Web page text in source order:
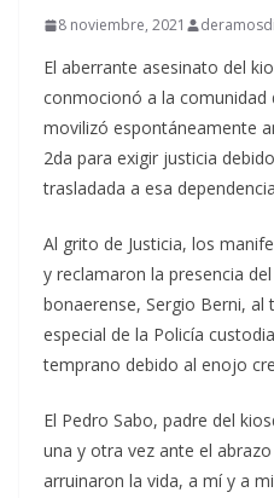
8 noviembre, 2021
El aberrante asesinato del
conmocionó a la comunidad
movilizó espontáneamente
2da para exigir justicia
trasladada a esa
Al grito de Justicia, los
y reclamaron la presencia
bonaerense, Sergio Berni, al
especial de la Policía
temprano debido al enojo
El Pedro Sabo, padre del
una y otra vez ante el
arruinaron la vida, a mí y a